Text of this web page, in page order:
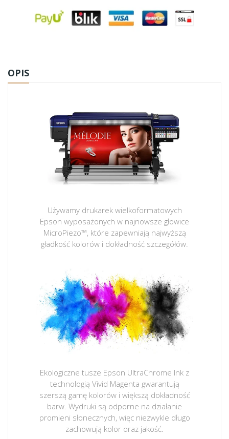
OPIS
Używamy drukarek wielkoformatowych
Epson wyposażonych w najnowsze głowice
MicroPiezo™, które zapewniają najwyższą
gładkość kolorów i dokładność szczegółów.
Ekologiczne tusze Epson UltraChrome Ink z
technologią Vivid Magenta gwarantują
szerszą gamę kolorów i większą dokładność
barw. Wydruki są odporne na działanie
promieni słonecznych, więc niezwykle długo
zachowują kolor oraz jakość.